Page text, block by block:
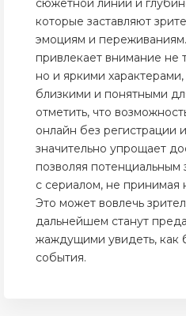
сюжетной линии и
которые заставляют
эмоциям и
привлекает внимание не
но и яркими
близкими и понятными
отметить, что
онлайн без регистрации
значительно упрощает
позволяя потенциальным
с сериалом, не принимая
Это может вовлечь
дальнейшем станут
жаждущими увидеть, как
события.